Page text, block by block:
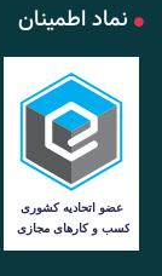
نماد اطمینان